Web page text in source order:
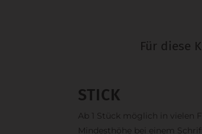
Für diese
STICK
Ab 1 Stück möglich in vielen
Mindesthöhe bei einem